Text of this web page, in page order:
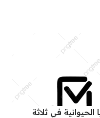
الحيوانية في ثلاثة